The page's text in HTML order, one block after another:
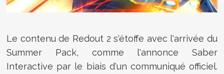
Le contenu de Redout 2 s'étoffe avec l'arrivée du
Summer Pack, comme l'annonce Saber
Interactive par le biais d'un communiqué officiel.